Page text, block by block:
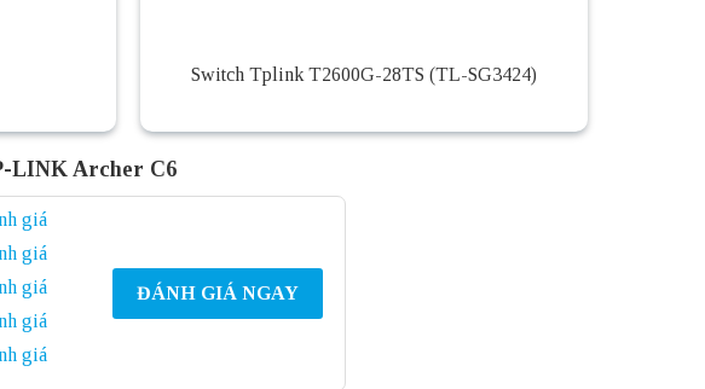
Switch Tplink T2600G-28TS (TL-SG3424)
LINK Archer C6
giá
giá
giá
giá
giá
ĐÁNH GIÁ NGAY